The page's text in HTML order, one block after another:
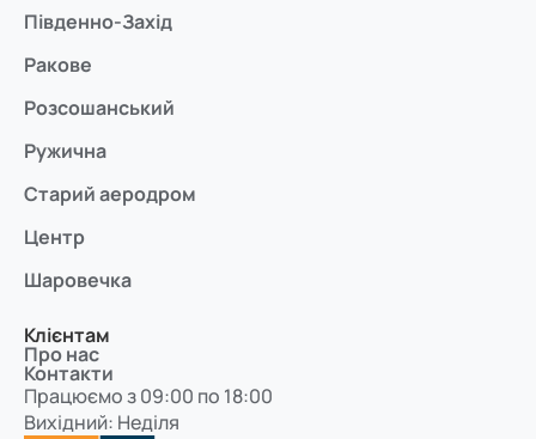
Південно-Захід
Ракове
Розсошанський
Ружична
Старий аеродром
Центр
Шаровечка
Клієнтам
Про нас
Контакти
Працюємо з 09:00 по 18:00
Вихідний: Неділя